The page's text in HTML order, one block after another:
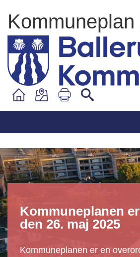
Kommuneplan
Kommuneplanen
den 26. maj 2025
Kommuneplanen er en